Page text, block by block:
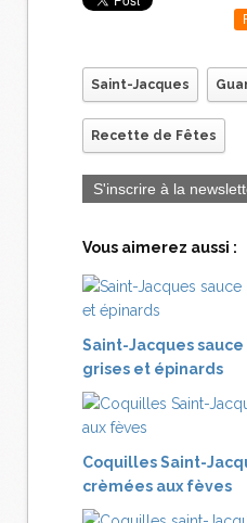
Saint-Jacques
Recette de Fêtes
S'inscrire à la
Vous aimerez aussi :
Saint-Jacques
grises et épinards
Coquilles Saint-
crèmées aux fèves